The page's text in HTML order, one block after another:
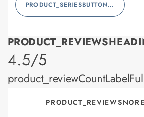
PRODUCT_SERIESBUTTONLABEL
product_rating
4.5/5